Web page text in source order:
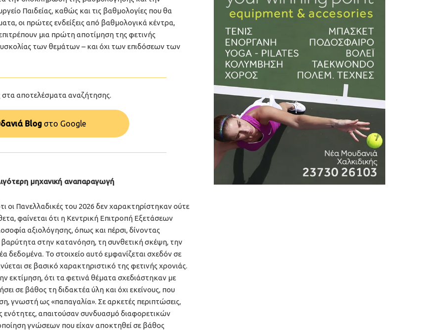
Παιδείας, καθώς και τις βαθμολογίες που θα
οι πρώτες ενδείξεις από βαθμολογικά κέντρα,
μια πρώτη αποτίμηση της φετινής
των θεμάτων – και όχι των επιδόσεων των
αποτελέσματα αναζήτησης.
Blogστo Google
μηχανική αναπαραγωγή
οι Πανελλαδικές του 2026 δεν χαρακτηρίστηκαν ούτε
φαίνεται ότι η Κεντρική Επιτροπή Εξετάσεων
αξιολόγησης, όπως και πέρσι, δίνοντας
στην κατανόηση, τη συνθετική σκέψη, την
δεδομένα. Το στοιχείο αυτό εμφανίζεται σχεδόν σε
σε βασικό χαρακτηριστικό της φετινής χρονιάς.
εκτίμηση, ότι τα φετινά θέματα σχεδιάστηκαν με
σε βάθος τη διδακτέα ύλη και όχι εκείνους, που
γνωστή ως «παπαγαλία». Σε αρκετές περιπτώσεις,
απαιτούσαν συνδυασμό διαφορετικών
γνώσεων που είχαν αποκτηθεί σε βάθος